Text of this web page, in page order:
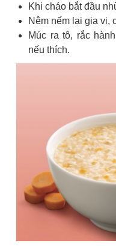
Khi cháo bắt đầu
Nêm nếm lại gia vị,
Múc ra tô, rắc
nếu thích.